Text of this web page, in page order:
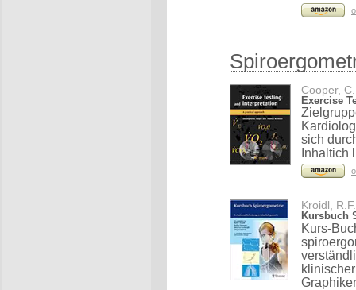
Cooper,
Exercise
sich
Inhaltich
Kroidl,
Kursbuch
Kurs-